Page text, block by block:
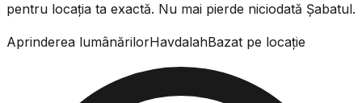
pentru locația ta exactă. Nu mai pierde niciodată Șabatul.
Aprinderea lumânărilorHavdalahBazat pe locație